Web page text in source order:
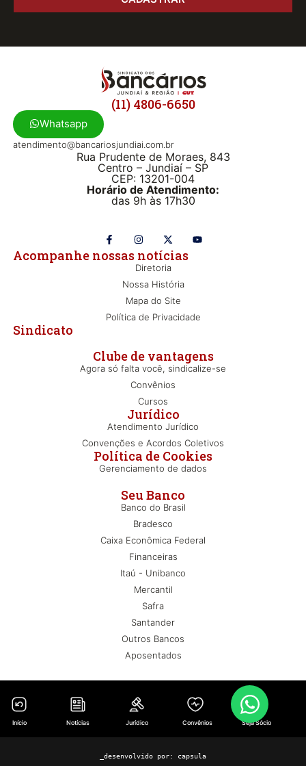
Seu Banco
Banco do Brasil
Bradesco
Caixa Econômica Federal
Financeiras
Itaú - Unibanco
Mercantil
Safra
Santander
Outros Bancos
Aposentados
Clube de vantagens
Agora só falta você, sindicalize-se
Convênios
Cursos
Jurídico
Atendimento Jurídico
Convenções e Acordos Coletivos
Política de Cookies
Gerenciamento de dados
Sindicato
Diretoria
Nossa História
Mapa do Site
Política de Privacidade
Acompanhe nossas notícias
(11) 4806-6650
Whatsapp
atendimento@bancariosjundiai.com.br
Rua Prudente de Moraes, 843
Centro – Jundiaí – SP
CEP: 13201-004
Horário de Atendimento:
das 9h às 17h30
Início Notícias Jurídico Convênios Seja Sócio
_desenvolvido por: capsula